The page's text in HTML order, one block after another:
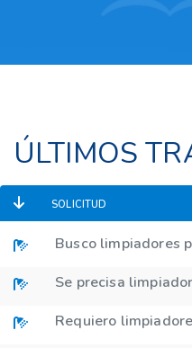
ÚLTIMOS
SOLICITUD
Busco limpiadores
Se precisa
Requiero